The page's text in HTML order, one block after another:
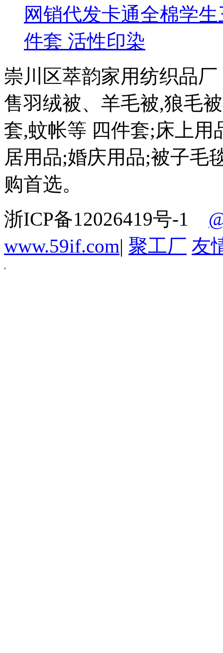
网销代发卡通全棉学
件套 活性印染
崇川区萃韵家用纺织品
售羽绒被、羊毛被,狼毛
套,蚊帐等 四件套;床上
居用品;婚庆用品;被子毛
购首选。
浙ICP备12026419号-1
www.59if.com| 聚工厂 友